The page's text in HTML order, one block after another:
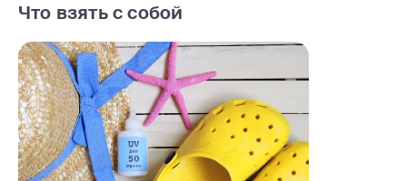
Что взять с собой